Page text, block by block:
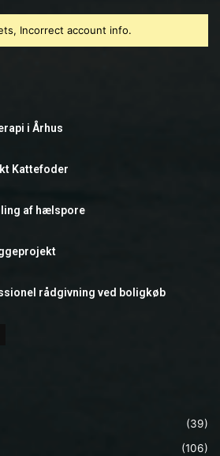
Incorrect account info.
i Århus
Kattefoder
af hælspore
rådgivning ved boligkøb
(39)
(106)